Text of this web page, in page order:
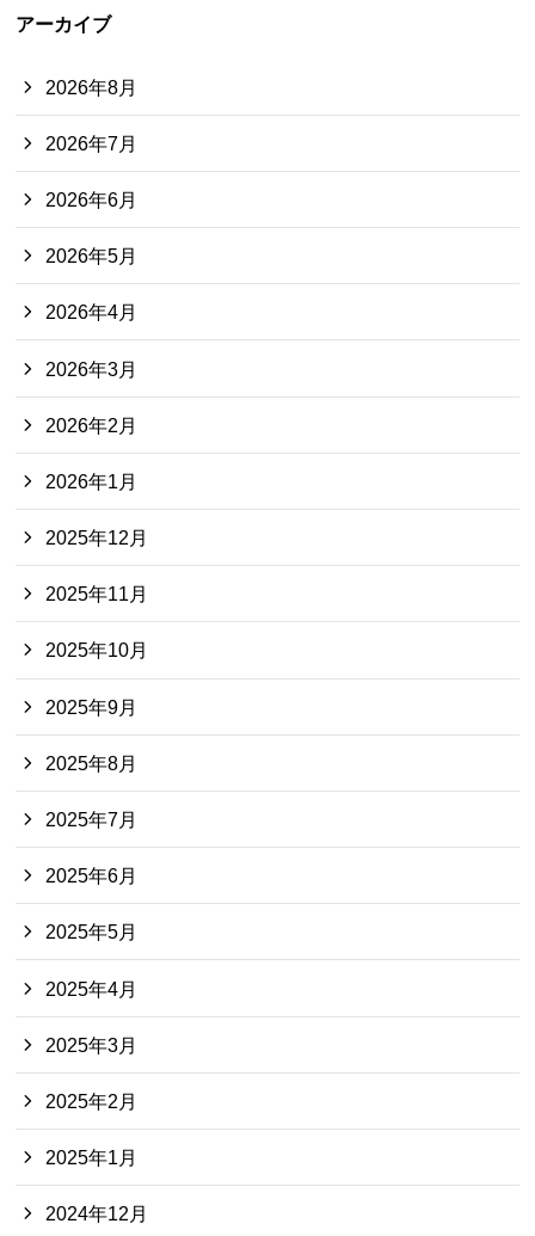
アーカイブ
2026年8月
2026年7月
2026年6月
2026年5月
2026年4月
2026年3月
2026年2月
2026年1月
2025年12月
2025年11月
2025年10月
2025年9月
2025年8月
2025年7月
2025年6月
2025年5月
2025年4月
2025年3月
2025年2月
2025年1月
2024年12月